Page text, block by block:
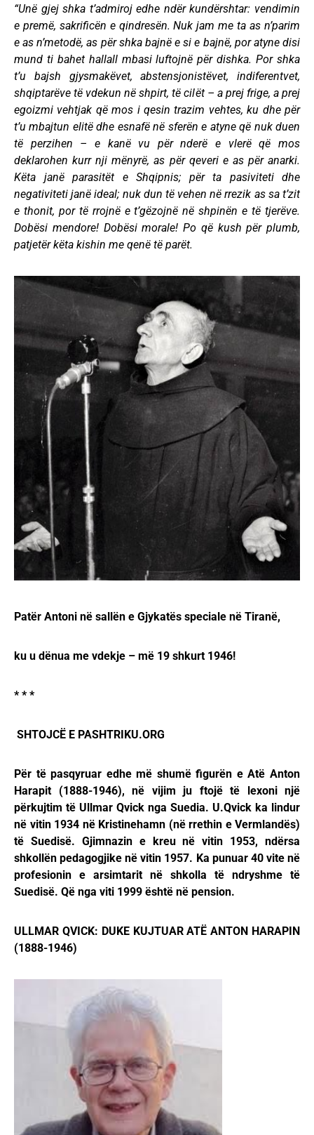
“Unë gjej shka t’admiroj edhe ndër kundërshtar: vendimin
e premë, sakrificën e qindresën. Nuk jam me ta as n’parim
e as n’metodë, as për shka bajnë e si e bajnë, por atyne disi
mund ti bahet hallall mbasi luftojnë për dishka. Por shka
t’u bajsh gjysmakëvet, abstensjonistëvet, indiferentvet,
shqiptarëve të vdekun në shpirt, të cilët – a prej frige, a prej
egoizmi vehtjak që mos i qesin trazim vehtes, ku dhe për
t’u mbajtun elitë dhe esnafë në sferën e atyne që nuk duen
të perzihen – e kanë vu për nderë e vlerë që mos
deklarohen kurr nji mënyrë, as për qeveri e as për anarki.
Këta janë parasitët e Shqipnis; për ta pasiviteti dhe
negativiteti janë ideal; nuk dun të vehen në rrezik as sa t’zit
e thonit, por të rrojnë e t’gëzojnë në shpinën e të tjerëve.
Dobësi mendore! Dobësi morale! Po që kush për plumb,
patjetër këta kishin me qenë të parët.
Patër Antoni në sallën e Gjykatës speciale në Tiranë,
ku u dënua me vdekje – më 19 shkurt 1946!
* * *
SHTOJCË E PASHTRIKU.ORG
Për të pasqyruar edhe më shumë figurën e Atë Anton
Harapit (1888-1946), në vijim ju ftojë të lexoni një
përkujtim të Ullmar Qvick nga Suedia. U.Qvick ka lindur
në vitin 1934 në Kristinehamn (në rrethin e Vermlandës)
të Suedisë. Gjimnazin e kreu në vitin 1953, ndërsa
shkollën pedagogjike në vitin 1957. Ka punuar 40 vite në
profesionin e arsimtarit në shkolla të ndryshme të
Suedisë. Që nga viti 1999 është në pension.
ULLMAR QVICK: DUKE KUJTUAR ATË ANTON HARAPIN
(1888-1946)